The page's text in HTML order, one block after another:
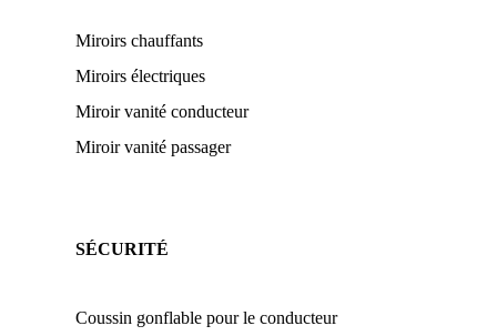
Miroirs chauffants
Miroirs électriques
Miroir vanité conducteur
Miroir vanité passager
SÉCURITÉ
Coussin gonflable pour le conducteur